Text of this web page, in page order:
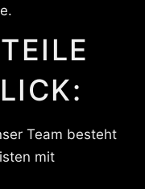
Team besteht
mit